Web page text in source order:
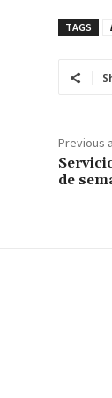
TAGS
Previous
de